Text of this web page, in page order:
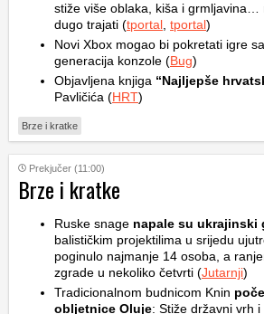
stiže više oblaka, kiša i grmljavina…
dugo trajati (tportal tportal)
Novi Xbox mogao bi pokretati igre
generacija konzole (Bug)
Objavljena knjiga “Najljepše
Pavličića (HRT)
Brze i kratke
Prekjučer (11:00)
Brze i kratke
Ruske snage napale su ukrajinski
balističkim projektilima u srijedu
poginulo najmanje 14 osoba, a
zgrade u nekoliko četvrti (Jutarnji)
Tradicionalnom budnicom Knin
obljetnice Oluje: Stiže državni vrh